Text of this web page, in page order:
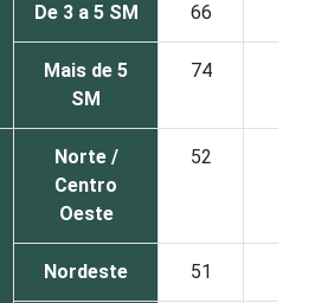
De 3 a 5 SM 66
Mais de 5
SM
74
Norte /
Centro
Oeste
52
Nordeste 51